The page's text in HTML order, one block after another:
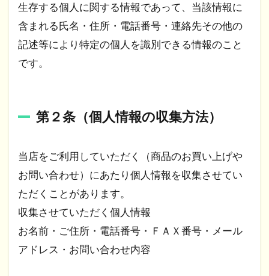
生存する個人に関する情報であって、当該情報に
含まれる氏名・住所・電話番号・連絡先その他の
記述等により特定の個人を識別できる情報のこと
です。
第２条（個人情報の収集方法）
当店をご利用していただく（商品のお買い上げや
お問い合わせ）にあたり個人情報を収集させてい
ただくことがあります。
収集させていただく個人情報
お名前・ご住所・電話番号・ＦＡＸ番号・メール
アドレス・お問い合わせ内容